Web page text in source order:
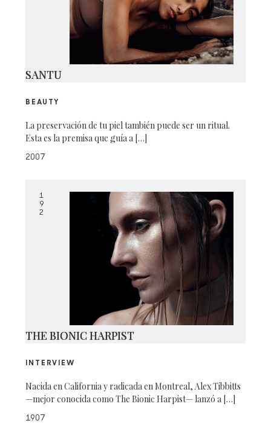
SANTU
BEAUTY
La preservación de tu piel también puede ser un ritual.
Esta es la premisa que guía a […]
2007
1
9
2
THE BIONIC HARPIST
INTERVIEW
Nacida en California y radicada en Montreal, Alex Tibbitts
—mejor conocida como The Bionic Harpist— lanzó a […]
1907